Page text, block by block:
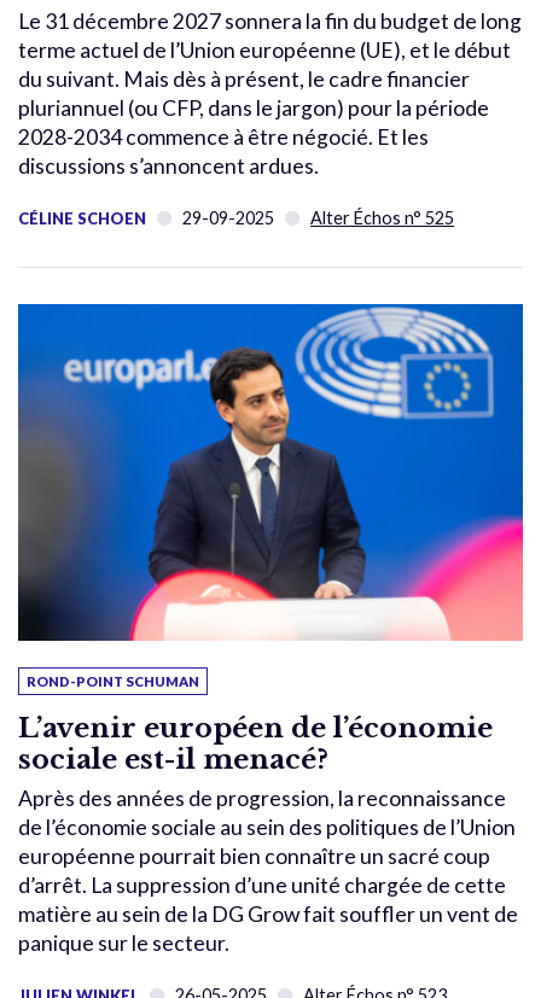
Le 31 décembre 2027 sonnera la fin du budget de long
terme actuel de l’Union européenne (UE), et le début
du suivant. Mais dès à présent, le cadre financier
pluriannuel (ou CFP, dans le jargon) pour la période
2028-2034 commence à être négocié. Et les
discussions s’annoncent ardues.
CÉLINE SCHOEN 29-09-2025 Alter Échos n° 525
ROND-POINT SCHUMAN
L’avenir européen de l’économie
sociale est-il menacé?
Après des années de progression, la reconnaissance
de l’économie sociale au sein des politiques de l’Union
européenne pourrait bien connaître un sacré coup
d’arrêt. La suppression d’une unité chargée de cette
matière au sein de la DG Grow fait souffler un vent de
panique sur le secteur.